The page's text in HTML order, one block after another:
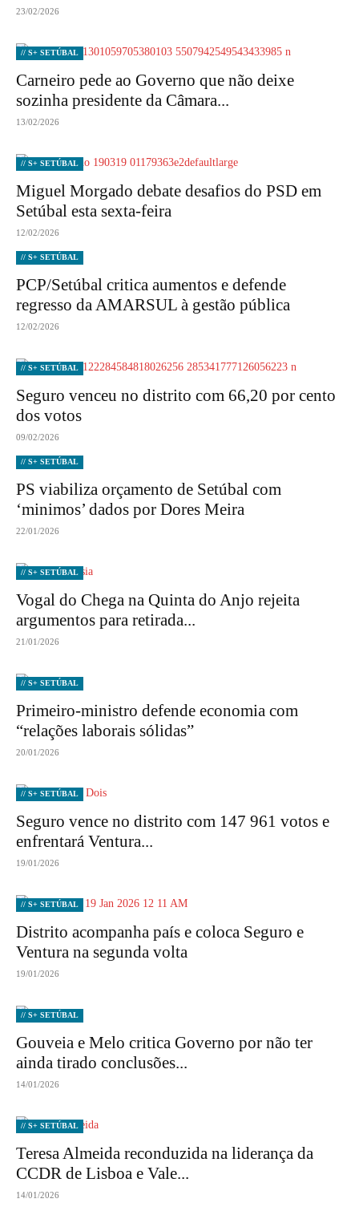
23/02/2026
// S+ SETÚBAL
Carneiro pede ao Governo que não deixe
sozinha presidente da Câmara...
13/02/2026
// S+ SETÚBAL
Miguel Morgado debate desafios do PSD em
Setúbal esta sexta-feira
12/02/2026
// S+ SETÚBAL
PCP/Setúbal critica aumentos e defende
regresso da AMARSUL à gestão pública
12/02/2026
// S+ SETÚBAL
Seguro venceu no distrito com 66,20 por cento
dos votos
09/02/2026
// S+ SETÚBAL
PS viabiliza orçamento de Setúbal com
‘minimos’ dados por Dores Meira
22/01/2026
// S+ SETÚBAL
Vogal do Chega na Quinta do Anjo rejeita
argumentos para retirada...
21/01/2026
// S+ SETÚBAL
Primeiro-ministro defende economia com
“relações laborais sólidas”
20/01/2026
// S+ SETÚBAL
Seguro vence no distrito com 147 961 votos e
enfrentará Ventura...
19/01/2026
// S+ SETÚBAL
Distrito acompanha país e coloca Seguro e
Ventura na segunda volta
19/01/2026
// S+ SETÚBAL
Gouveia e Melo critica Governo por não ter
ainda tirado conclusões...
14/01/2026
// S+ SETÚBAL
Teresa Almeida reconduzida na liderança da
CCDR de Lisboa e Vale...
14/01/2026